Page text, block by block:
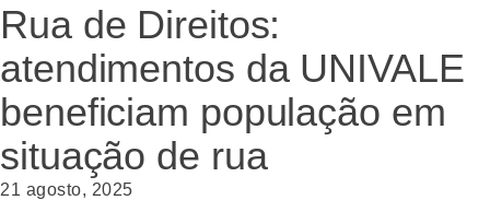
Rua de Direitos:
atendimentos da UNIVALE
beneficiam população em
situação de rua
21 agosto, 2025